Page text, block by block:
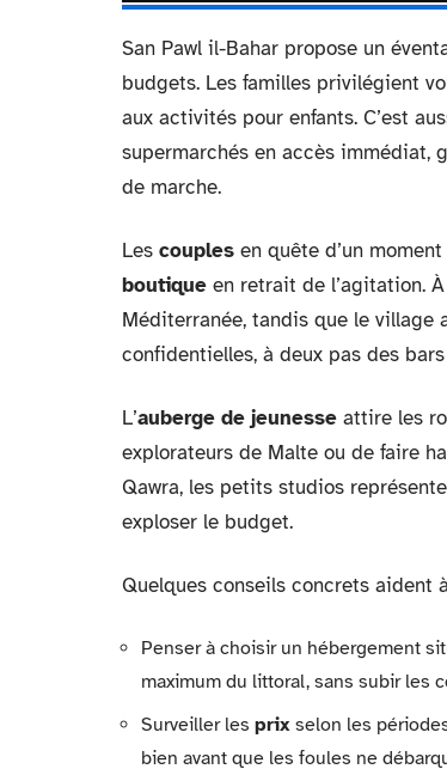
San Pawl il-Bahar propose un
budgets. Les familles privilégient
aux activités pour enfants. C’est
supermarchés en accès immédiat,
de marche.
Les couples en quête d’un
boutique en retrait de l’agitation.
Méditerranée, tandis que le village
confidentielles, à deux pas des
L’auberge de jeunesse attire les
explorateurs de Malte ou de faire
Qawra, les petits studios
exploser le budget.
Quelques conseils concrets aident
Penser à choisir un hébergement
maximum du littoral, sans subir les
Surveiller les prix selon les
bien avant que les foules ne